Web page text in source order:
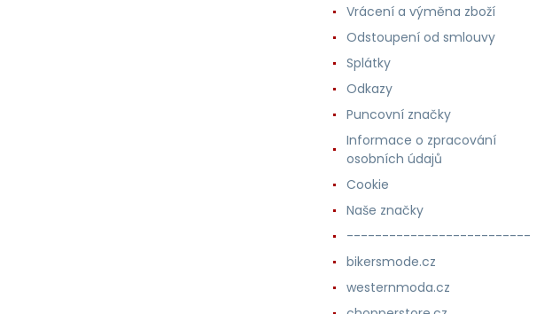
Vrácení a výměna zboží
Odstoupení od smlouvy
Splátky
Odkazy
Puncovní značky
Informace o zpracování
osobních údajů
Cookie
Naše značky
--------------------------
bikersmode.cz
westernmoda.cz